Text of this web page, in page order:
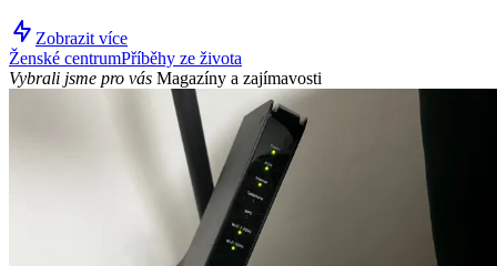
Zobrazit více
Ženské centrumPříběhy ze života
Vybrali jsme pro vás Magazíny a zajímavosti